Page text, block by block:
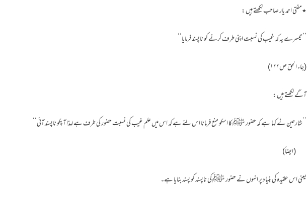
٭مفتی احمد یار صاحب لکھتے ہیں :
’’تیسرے یہ کہ غیب کی نسبت اپنی طرف کرنے کو ناپسند فرمایا‘‘
(جاء الحق ص۱۲۲)
آگے لکھتے ہیں :
’’شارحین نے کہا ہے کہ حضور ﷺ کا اسکو منع فرمانا اس لئے ہے کہ اس میں علم غیب کی نسبت حضور کی طرف ہے لہذا آپکو ناپسند آئی‘‘
(ایضاً)
یعنی اس عقیدہ کی بنیاد پر انہوں نے حضور ﷺ کی ناپسند کو پسند بنایا ہے۔